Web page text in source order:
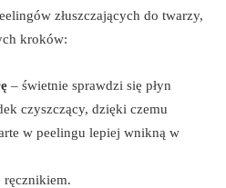
złuszczających do twarzy,
kroków:
– świetnie sprawdzi się płyn
czyszczący, dzięki czemu
w peelingu lepiej wnikną w
ręcznikiem.